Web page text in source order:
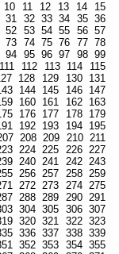
10 11 12 13 14
15
31 32 33 34 35 36
52 53 54 55 56 57
73 74 75 76 77 78
94 95 96 97 98 99
112 113 114
115
128 129 130
131
144 145 146
147
160 161 162
163
176 177 178
179
192 193 194
195
208 209 210 211
224 225 226 227
240 241 242 243
256 257 258 259
272 273 274 275
288 289 290 291
304 305 306 307
320 321 322 323
336 337 338 339
352 353 354 355